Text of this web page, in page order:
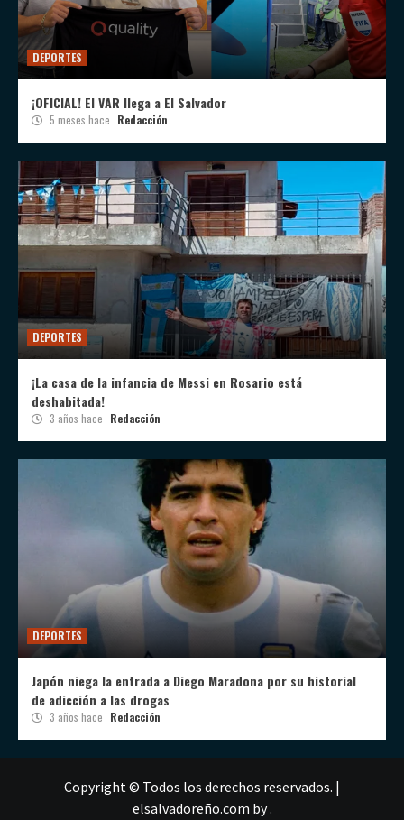
DEPORTES
¡OFICIAL! El VAR llega a El Salvador
5 meses hace Redacción
DEPORTES
¡La casa de la infancia de Messi en Rosario está
deshabitada!
3 años hace Redacción
DEPORTES
Japón niega la entrada a Diego Maradona por su historial
de adicción a las drogas
3 años hace Redacción
Copyright © Todos los derechos reservados. |
elsalvadoreño.com by .